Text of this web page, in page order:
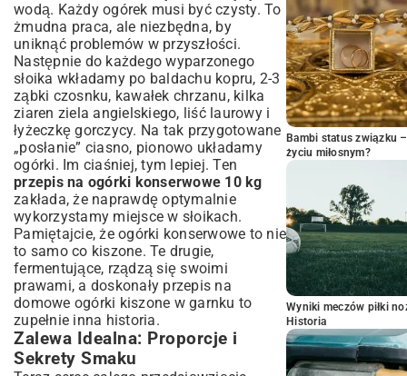
wodą. Każdy ogórek musi być czysty. To
żmudna praca, ale niezbędna, by
uniknąć problemów w przyszłości.
Następnie do każdego wyparzonego
słoika wkładamy po baldachu kopru, 2-3
ząbki czosnku, kawałek chrzanu, kilka
ziaren ziela angielskiego, liść laurowy i
łyżeczkę gorczycy. Na tak przygotowane
„posłanie” ciasno, pionowo układamy
ogórki. Im ciaśniej, tym lepiej. Ten
przepis na ogórki konserwowe 10 kg
zakłada, że naprawdę optymalnie
wykorzystamy miejsce w słoikach.
Pamiętajcie, że ogórki konserwowe to nie
to samo co kiszone. Te drugie,
fermentujące, rządzą się swoimi
prawami, a doskonały przepis na
domowe ogórki kiszone w garnku to
zupełnie inna historia.
Zalewa Idealna: Proporcje i
Sekrety Smaku
Bambi status związku
życiu miłosnym?
Wyniki meczów piłki
Historia